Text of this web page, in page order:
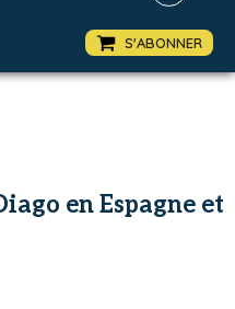
S'ABONNER
en Espagne et